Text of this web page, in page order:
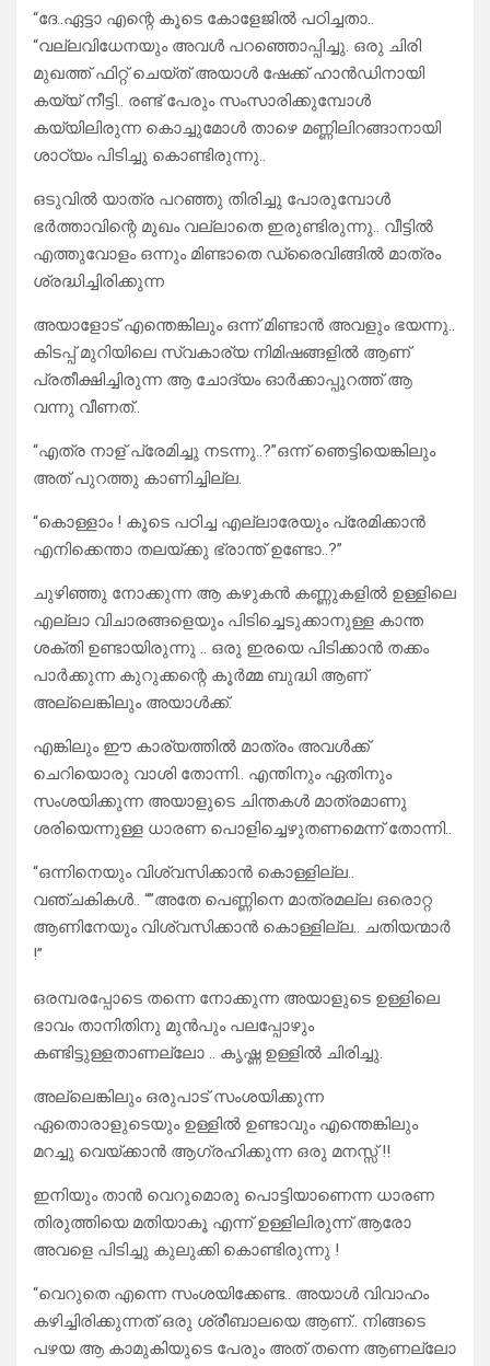
“ദേ..ഏട്ടാ എന്റെ കൂടെ കോളേജിൽ പഠിച്ചതാ..
“വല്ലവിധേനയും അവൾ പറഞ്ഞൊപ്പിച്ചു. ഒരു ചിരി
മുഖത്ത് ഫിറ്റ് ചെയ്ത് അയാൾ ഷേക്ക്‌ ഹാൻഡിനായി
കയ്യ് നീട്ടി.. രണ്ട് പേരും സംസാരിക്കുമ്പോൾ
കയ്യിലിരുന്ന കൊച്ചുമോൾ താഴെ മണ്ണിലിറങ്ങാനായി
ശാഠ്യം പിടിച്ചു കൊണ്ടിരുന്നു..
ഒടുവിൽ യാത്ര പറഞ്ഞു തിരിച്ചു പോരുമ്പോൾ
ഭർത്താവിന്റെ മുഖം വല്ലാതെ ഇരുണ്ടിരുന്നു.. വീട്ടിൽ
എത്തുവോളം ഒന്നും മിണ്ടാതെ ഡ്രൈവിങ്ങിൽ മാത്രം
ശ്രദ്ധിച്ചിരിക്കുന്ന
അയാളോട് എന്തെങ്കിലും ഒന്ന് മിണ്ടാൻ അവളും ഭയന്നു..
കിടപ്പ് മുറിയിലെ സ്വകാര്യ നിമിഷങ്ങളിൽ ആണ്
പ്രതീക്ഷിച്ചിരുന്ന ആ ചോദ്യം ഓർക്കാപ്പുറത്ത് ആ
വന്നു വീണത്..
“എത്ര നാള് പ്രേമിച്ചു നടന്നു..?”ഒന്ന് ഞെട്ടിയെങ്കിലും
അത് പുറത്തു കാണിച്ചില്ല.
“കൊള്ളാം ! കൂടെ പഠിച്ച എല്ലാരേയും പ്രേമിക്കാൻ
എനിക്കെന്താ തലയ്ക്കു ഭ്രാന്ത് ഉണ്ടോ..?”
ചുഴിഞ്ഞു നോക്കുന്ന ആ കഴുകൻ കണ്ണുകളിൽ ഉള്ളിലെ
എല്ലാ വിചാരങ്ങളെയും പിടിച്ചെടുക്കാനുള്ള കാന്ത
ശക്തി ഉണ്ടായിരുന്നു .. ഒരു ഇരയെ പിടിക്കാൻ തക്കം
പാർക്കുന്ന കുറുക്കന്റെ കൂർമ്മ ബുദ്ധി ആണ്
അല്ലെങ്കിലും അയാൾക്ക്.
എങ്കിലും ഈ കാര്യത്തിൽ മാത്രം അവൾക്ക്
ചെറിയൊരു വാശി തോന്നി.. എന്തിനും ഏതിനും
സംശയിക്കുന്ന അയാളുടെ ചിന്തകൾ മാത്രമാണു
ശരിയെന്നുള്ള ധാരണ പൊളിച്ചെഴുതണമെന്ന് തോന്നി..
“ഒന്നിനെയും വിശ്വസിക്കാൻ കൊള്ളില്ല..
വഞ്ചകികൾ.. “”അതേ പെണ്ണിനെ മാത്രമല്ല ഒരൊറ്റ
ആണിനേയും വിശ്വസിക്കാൻ കൊള്ളില്ല.. ചതിയന്മാർ
!”
ഒരമ്പരപ്പോടെ തന്നെ നോക്കുന്ന അയാളുടെ ഉള്ളിലെ
ഭാവം താനിതിനു മുൻപും പലപ്പോഴും
കണ്ടിട്ടുള്ളതാണല്ലോ .. കൃഷ്ണ ഉള്ളിൽ ചിരിച്ചു.
അല്ലെങ്കിലും ഒരുപാട് സംശയിക്കുന്ന
ഏതൊരാളുടെയും ഉള്ളിൽ ഉണ്ടാവും എന്തെങ്കിലും
മറച്ചു വെയ്ക്കാൻ ആഗ്രഹിക്കുന്ന ഒരു മനസ്സ് !!
ഇനിയും താൻ വെറുമൊരു പൊട്ടിയാണെന്ന ധാരണ
തിരുത്തിയെ മതിയാകൂ എന്ന് ഉള്ളിലിരുന്ന് ആരോ
അവളെ പിടിച്ചു കുലുക്കി കൊണ്ടിരുന്നു !
“വെറുതെ എന്നെ സംശയിക്കേണ്ട.. അയാൾ വിവാഹം
കഴിച്ചിരിക്കുന്നത് ഒരു ശ്രീബാലയെ ആണ്.. നിങ്ങടെ
പഴയ ആ കാമുകിയുടെ പേരും അത് തന്നെ ആണല്ലോ